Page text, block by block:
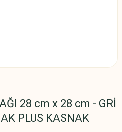
28 cm x 28 cm - GRİ
PLUS KASNAK